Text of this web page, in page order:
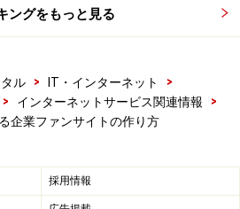
ているのだから、小さな企業はも
かったのです。
あるとないとでは、集客という点
ングをもっと見る
ル > IT・インターネット
>
> インターネットサービス関連情報
>
企業ファンサイトの作り方
採用情報